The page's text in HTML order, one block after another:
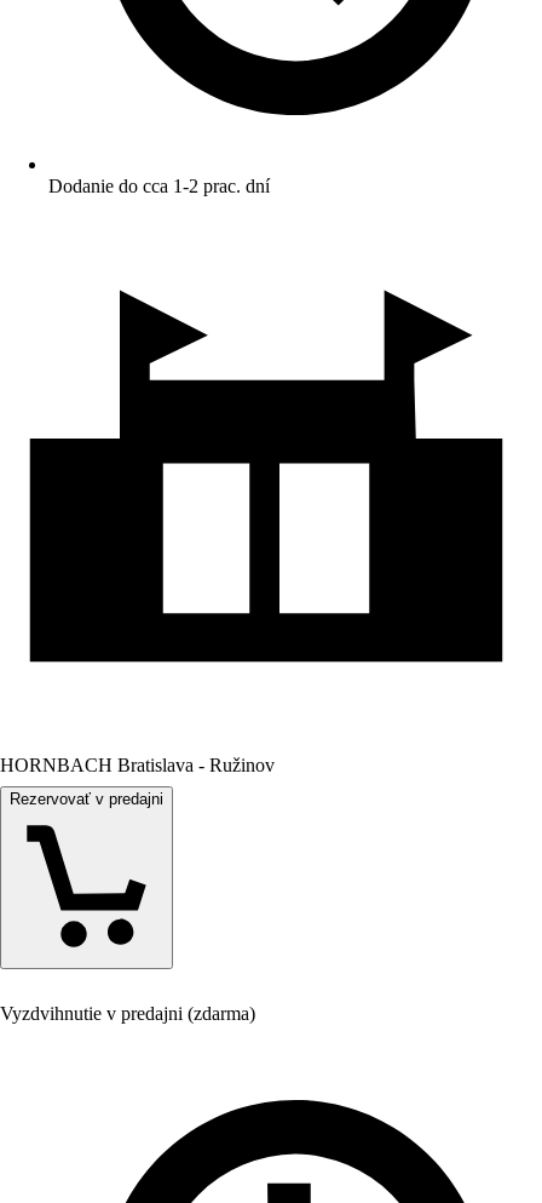
Dodanie do cca 1-2 prac. dní
HORNBACH Bratislava - Ružinov
Rezervovať v predajni
Vyzdvihnutie v predajni (zdarma)